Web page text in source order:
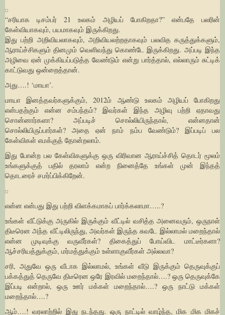
“சரியாக டிசம்பர் 21 உலகம் அழியப் போகிறதா?” என்பதே பலரின்
கேள்வியாகவும், பயமாகவும் இருக்கிறது.
இது பற்றி அறிவியலாகவும், அறிவியலற்றதாகவும் பலவித கருத்துக்களும்,
ஆராய்ச்சிகளும் தினமும் வெளிவந்து கொண்டே இருக்கிறது. அப்படி இந்த
அழிவை ஏன் முக்கியப்படுத்த வேண்டும் என்று பார்த்தால், எல்லாரும் சுட்டிக்
காட்டுவது ஒன்றைத்தான்.
அது….! ‘மாயா’.
மாயா இனத்தவர்களுக்கும், 2012ம் ஆண்டு உலகம் அழியப் போகிறது
என்பதற்கும் என்ன சம்பந்தம்? இவர்கள் இந்த அழிவு பற்றி ஏதாவது
சொன்னார்களா? அப்படிச் சொல்லியிருந்தால், என்னதான்
சொல்லியிருப்பார்கள்? அதை ஏன் நாம் நம்ப வேண்டும்? இப்படிப் பல
கேள்விகள் எமக்குத் தோன்றலாம்.
இது போன்ற பல கேள்விகளுக்கு ஒரு விரிவான ஆராய்ச்சித் தொடர் மூலம்
உங்களுக்குத் பதில் தரலாம் என்ற நினைத்தே உங்கள் முன் இந்தத்
தொடரைச் சமர்ப்பிக்கிறேன்.
என்ன என்பது இது பற்றி விளக்கமாகப் பார்க்கலாமா…..?
உங்கள் வீட்டுக்கு அருகில் இருக்கும் வீட்டில் வசித்த அனைவரும், ஒருநாள்
திடீரென அந்த வீட்டிலிருந்து, அவர்கள் இருந்த சுவடே இல்லாமல் மறைந்தால்
என்ன முடிவுக்கு வருவீர்கள்? திகைத்துப் போய்விட மாட்டீர்களா?
ஆச்சரியத்துக்கும், மர்மத்துக்கும் உள்ளாகுவீர்கள் அல்லவா?
சரி, அதுவே ஒரு வீடாக இல்லாமல், உங்கள் வீடு இருக்கும் தெருவுக்குப்
பக்கத்துத் தெருவே திடீரென ஒரே இரவில் மறைந்தால்….? ஒரு தெருவுக்கே
இப்படி என்றால், ஒரு ஊர் மக்கள் மறைந்தால்….? ஒரு நாட்டு மக்கள்
மறைந்தால்….?
ஆம்….! வரலாற்றில் இது நடந்தது. ஒரு நாட்டில் வாழ்ந்த, மிக மிக மிகச்